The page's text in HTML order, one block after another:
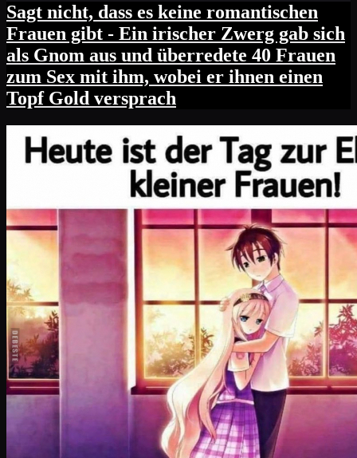
Sagt nicht, dass es keine romantischen
Frauen gibt - Ein irischer Zwerg gab sich
als Gnom aus und überredete 40 Frauen
zum Sex mit ihm, wobei er ihnen einen
Topf Gold versprach